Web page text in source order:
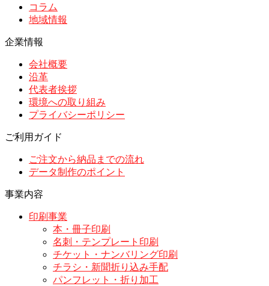
コラム
地域情報
企業情報
会社概要
沿革
代表者挨拶
環境への取り組み
プライバシーポリシー
ご利用ガイド
ご注文から納品までの流れ
データ制作のポイント
事業内容
印刷事業
本・冊子印刷
名刺・テンプレート印刷
チケット・ナンバリング印刷
チラシ・新聞折り込み手配
パンフレット・折り加工